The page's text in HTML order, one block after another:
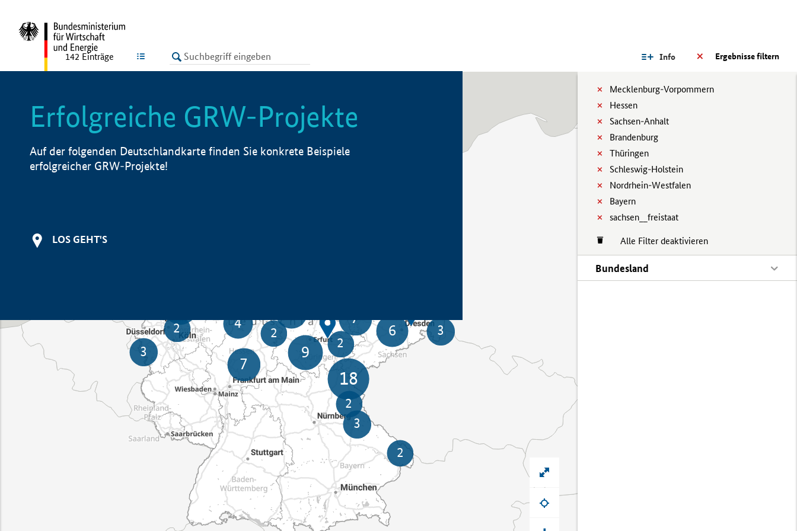
LISTE Ergebnisse filtern
Info
Mecklenburg-Vorpommern
Hessen
Sachsen-Anhalt
Brandenburg
Thüringen
Schleswig-Holstein
Nordrhein-Westfalen
Bayern
sachsen__freistaat
Alle Filter deaktivieren
Bundesland
142 Einträge
Erfolgreiche GRW-Projekte
Auf der folgenden Deutschlandkarte finden Sie konkrete Beispiele
erfolgreicher GRW-Projekte!
LOS GEHT'S